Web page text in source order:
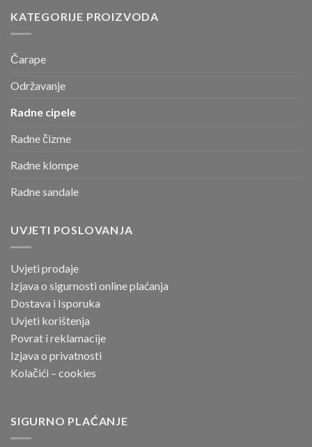
KATEGORIJE PROIZVODA
Čarape
Održavanje
Radne cipele
Radne čizme
Radne klompe
Radne sandale
UVJETI POSLOVANJA
Uvjeti prodaje
Izjava o sigurnosti onlineplaćanja
Dostava i Isporuka
Uvjeti korištenja
Povrat i reklamacije
Izjava o privatnosti
Kolačići – cookies
SIGURNO PLAĆANJE